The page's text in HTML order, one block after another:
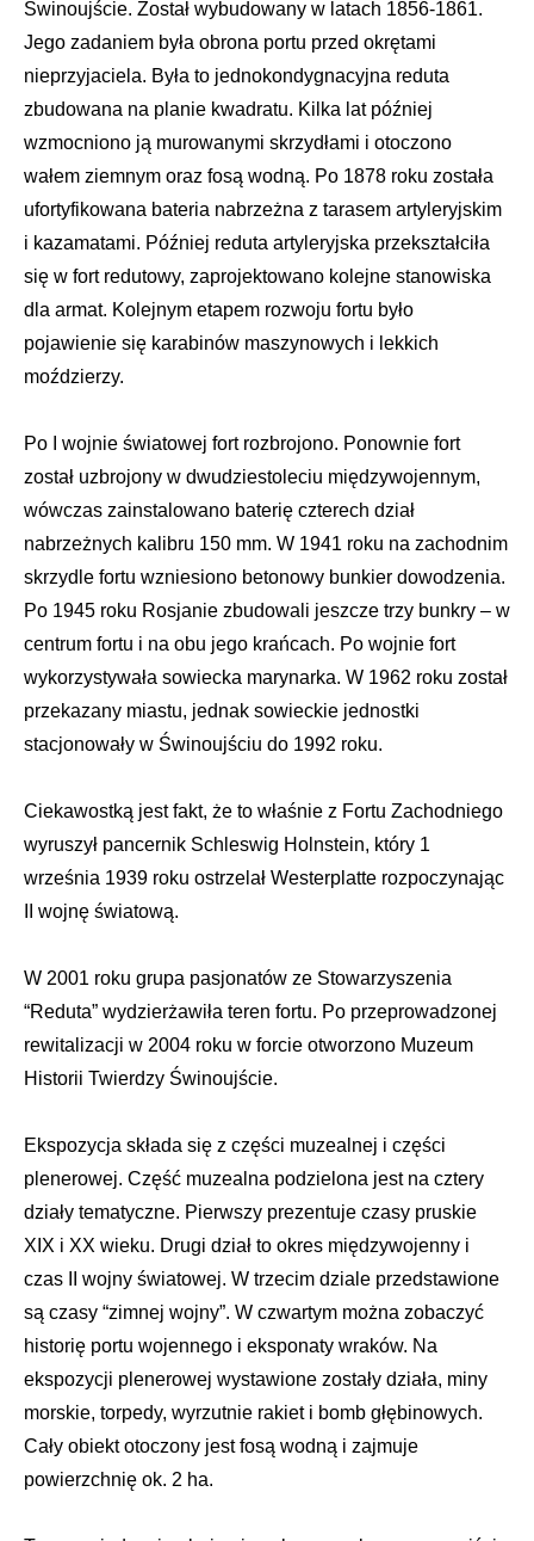
Świnoujście. Został wybudowany w latach 1856-1861.
Jego zadaniem była obrona portu przed okrętami
nieprzyjaciela. Była to jednokondygnacyjna reduta
zbudowana na planie kwadratu. Kilka lat później
wzmocniono ją murowanymi skrzydłami i otoczono
wałem ziemnym oraz fosą wodną. Po 1878 roku została
ufortyfikowana bateria nabrzeżna z tarasem artyleryjskim
i kazamatami. Później reduta artyleryjska przekształciła
się w fort redutowy, zaprojektowano kolejne stanowiska
dla armat. Kolejnym etapem rozwoju fortu było
pojawienie się karabinów maszynowych i lekkich
moździerzy.
Po I wojnie światowej fort rozbrojono. Ponownie fort
został uzbrojony w dwudziestoleciu międzywojennym,
wówczas zainstalowano baterię czterech dział
nabrzeżnych kalibru 150 mm. W 1941 roku na zachodnim
skrzydle fortu wzniesiono betonowy bunkier dowodzenia.
Po 1945 roku Rosjanie zbudowali jeszcze trzy bunkry – w
centrum fortu i na obu jego krańcach. Po wojnie fort
wykorzystywała sowiecka marynarka. W 1962 roku został
przekazany miastu, jednak sowieckie jednostki
stacjonowały w Świnoujściu do 1992 roku.
Ciekawostką jest fakt, że to właśnie z Fortu Zachodniego
wyruszył pancernik Schleswig Holnstein, który 1
września 1939 roku ostrzelał Westerplatte rozpoczynając
II wojnę światową.
W 2001 roku grupa pasjonatów ze Stowarzyszenia
“Reduta” wydzierżawiła teren fortu. Po przeprowadzonej
rewitalizacji w 2004 roku w forcie otworzono Muzeum
Historii Twierdzy Świnoujście.
Ekspozycja składa się z części muzealnej i części
plenerowej. Część muzealna podzielona jest na cztery
działy tematyczne. Pierwszy prezentuje czasy pruskie
XIX i XX wieku. Drugi dział to okres międzywojenny i
czas II wojny światowej. W trzecim dziale przedstawione
są czasy “zimnej wojny”. W czwartym można zobaczyć
historię portu wojennego i eksponaty wraków. Na
ekspozycji plenerowej wystawione zostały działa, miny
morskie, torpedy, wyrzutnie rakiet i bomb głębinowych.
Cały obiekt otoczony jest fosą wodną i zajmuje
powierzchnię ok. 2 ha.